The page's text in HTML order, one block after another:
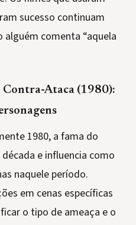
sucesso continuam
comenta “aquela
Ataca (1980):
1980, a fama do
e influencia como
naquele período.
em cenas específicas
o tipo de ameaça e o